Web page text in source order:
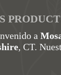
a
, CT.